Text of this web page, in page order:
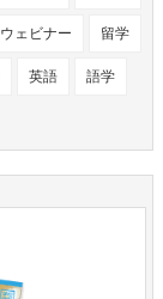
ェビナー 留学
英語 語学